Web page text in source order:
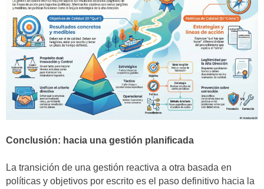
Conclusión: hacia una gestión planificada
La transición de una gestión reactiva a otra basada en
políticas y objetivos por escrito es el paso definitivo hacia la